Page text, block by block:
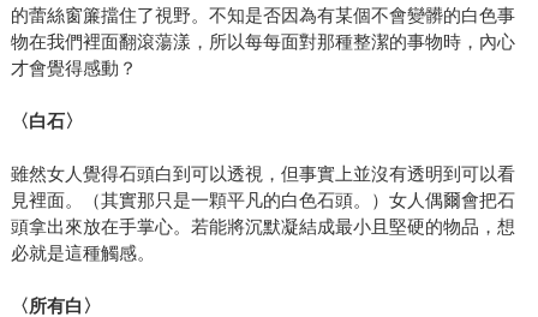
的蕾絲窗簾擋住了視野。不知是否因為有某個不會變髒的白色事
物在我們裡面翻滾蕩漾，所以每每面對那種整潔的事物時，內心
才會覺得感動？
〈白石〉
雖然女人覺得石頭白到可以透視，但事實上並沒有透明到可以看
見裡面。（其實那只是一顆平凡的白色石頭。）女人偶爾會把石
頭拿出來放在手掌心。若能將沉默凝結成最小且堅硬的物品，想
必就是這種觸感。
〈所有白〉